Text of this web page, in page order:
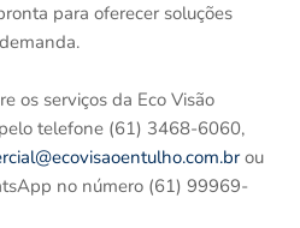
para oferecer soluções
os serviços da Eco Visão
telefone (61) 3468-6060,
ou
no número (61) 99969-